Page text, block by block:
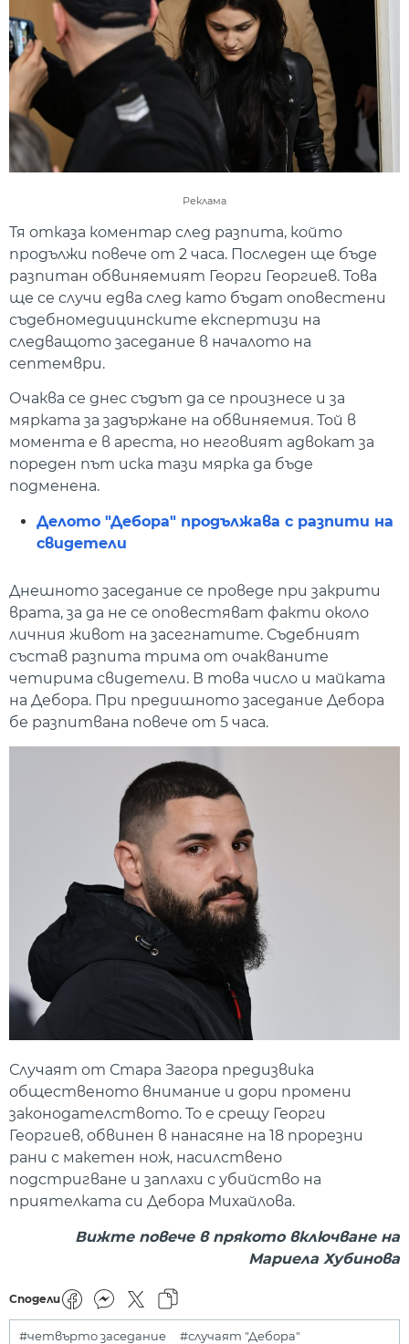
Реклама
Тя отказа коментар след разпита, който
продължи повече от 2 часа. Последен ще бъде
разпитан обвиняемият Георги Георгиев. Това
ще се случи едва след като бъдат оповестени
съдебномедицинските експертизи на
следващото заседание в началото на
септември.
Очаква се днес съдът да се произнесе и за
мярката за задържане на обвиняемия. Той в
момента е в ареста, но неговият адвокат за
пореден път иска тази мярка да бъде
подменена.
Делото "Дебора" продължава с разпити на
свидетели
Днешното заседание се проведе при закрити
врата, за да не се оповестяват факти около
личния живот на засегнатите. Съдебният
състав разпита трима от очакваните
четирима свидетели. В това число и майката
на Дебора. При предишното заседание Дебора
бе разпитвана повече от 5 часа.
Случаят от Стара Загора предизвика
общественото внимание и дори промени
законодателството. То е срещу Георги
Георгиев, обвинен в нанасяне на 18 прорезни
рани с макетен нож, насилствено
подстригване и заплахи с убийство на
приятелката си Дебора Михайлова.
Вижте повече в прякото включване на
Мариела Хубинова
Сподели
#четвърто заседание #случаят "Дебора"